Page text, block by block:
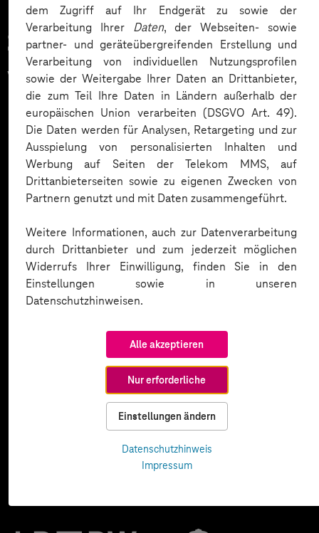
dem Zugriff auf Ihr Endgerät zu sowie der
Verarbeitung Ihrer Daten, der Webseiten- sowie
partner- und geräteübergreifenden Erstellung und
Verarbeitung von individuellen Nutzungsprofilen
sowie der Weitergabe Ihrer Daten an Drittanbieter,
die zum Teil Ihre Daten in Ländern außerhalb der
europäischen Union verarbeiten (DSGVO Art. 49).
Die Daten werden für Analysen, Retargeting und zur
Ausspielung von personalisierten Inhalten und
Werbung auf Seiten der Telekom MMS, auf
Drittanbieterseiten sowie zu eigenen Zwecken von
Partnern genutzt und mit Daten zusammengeführt.
Weitere Informationen, auch zur Datenverarbeitung
durch Drittanbieter und zum jederzeit möglichen
Widerrufs Ihrer Einwilligung, finden Sie in den
Einstellungen sowie in unseren
Datenschutzhinweisen.
Alle akzeptieren
Nur erforderliche
Einstellungen ändern
Datenschutzhinweis
Impressum
Zahlreiche Unternehmen
vertrauen auf unsere
Expertise. Hier eine Auswahl: